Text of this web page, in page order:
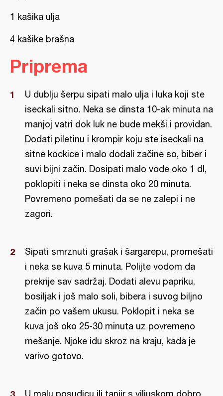
1 kašika ulja
4 kašike brašna
Priprema
U dublju šerpu sipati malo ulja i luka koji ste
iseckali sitno. Neka se dinsta 10-ak minuta na
manjoj vatri dok luk ne bude mekši i providan.
Dodati piletinu i krompir koju ste iseckali na
sitne kockice i malo dodali začine so, biber i
suvi bijni začin. Dosipati malo vode oko 1 dl,
poklopiti i neka se dinsta oko 20 minuta.
Povremeno pomešati da se ne zalepi i ne
zagori.
Sipati smrznuti grašak i šargarepu, promešati
i neka se kuva 5 minuta. Polijte vodom da
prekrije sav sadržaj. Dodati alevu papriku,
bosiljak i još malo soli, bibera i suvog biljno
začin po vašem ukusu. Poklopit i neka se
kuva još oko 25-30 minuta uz povremeno
mešanje. Njoke idu skroz na kraju, kada je
varivo gotovo.
U malu posudicu ili tanjir s viljuskom dobro